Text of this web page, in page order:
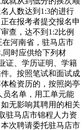
人数达到1:3的进行
在报考者提交报名申
查，达不到1:2比例
河南省，驻马店市
同时应供给下列材
证、学历证明、学籍
。按照笔试和面试成
检资历的，按照岗亭
员名单，用工单元能
无影响其聘用的相关
驻马店市锦程人力资
次聘请委托驻马店市